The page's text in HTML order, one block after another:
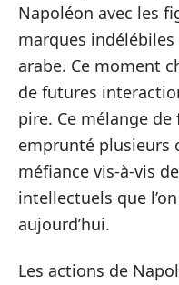
Napoléon avec les
marques indélébiles
arabe. Ce moment
de futures
pire. Ce mélange
emprunté plusieurs
méfiance vis-à-vis
intellectuels que
aujourd’hui.
Les actions de